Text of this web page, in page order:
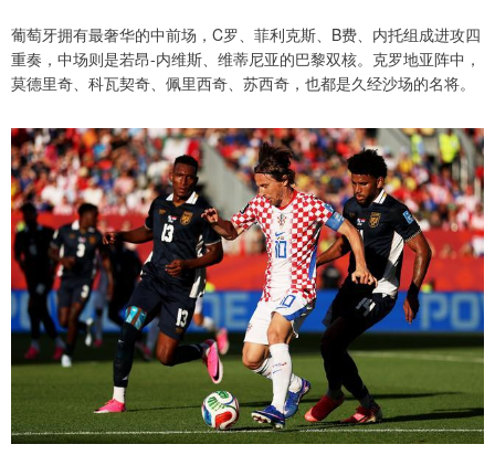
葡萄牙拥有最奢华的中前场，C罗、菲利克斯、B费、内托组成进攻四
重奏，中场则是若昂-内维斯、维蒂尼亚的巴黎双核。克罗地亚阵中，
莫德里奇、科瓦契奇、佩里西奇、苏西奇，也都是久经沙场的名将。